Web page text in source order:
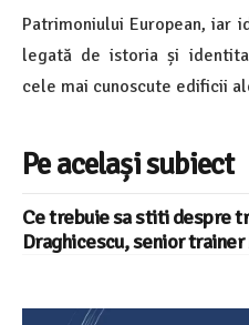
Patrimoniului European, iar
legată de istoria și
cele mai cunoscute edificii
Pe același subiect
Ce trebuie sa stiti despre
Draghicescu, senior